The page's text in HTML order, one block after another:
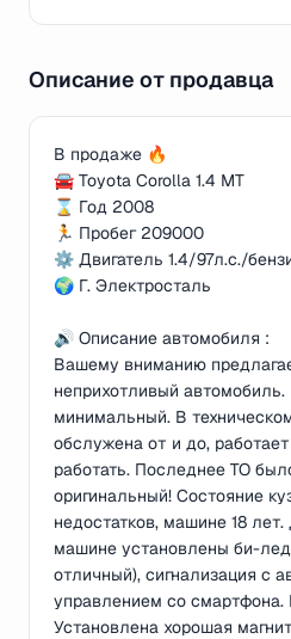
Описание от продавца
В продаже 🔥
🚘 Toyota Corolla 1.4 МT
⌛ Год 2008
🏃 Пробег 209000
⚙️ Двигатель 1.4/97л.с./
🌍 Г. Электросталь
🔊 Описание автомобиля :
Вашему вниманию
неприхотливый автомобиль.
минимальный. В
обслужена от и до,
работать. Последнее ТО
оригинальный! Состояние
недостатков, машине 18
машине установлены би-
отличный), сигнализация с
управлением со
Установлена хорошая